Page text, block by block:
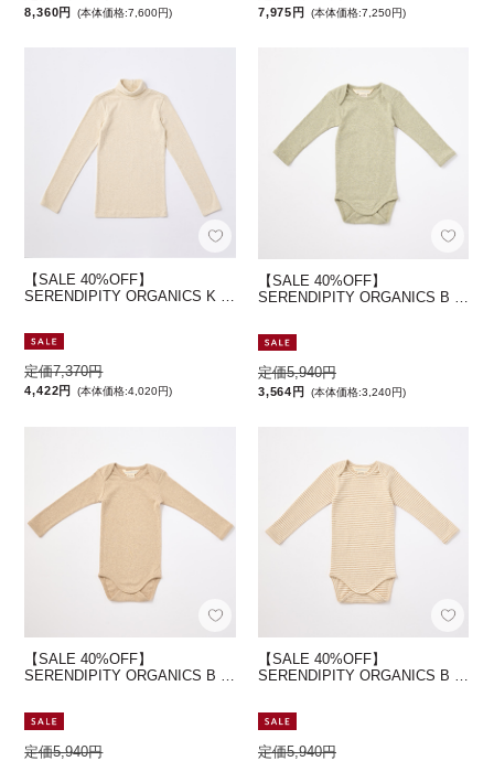
8,360円 (本体価格:7,600円) 7,975円 (本体価格:7,250円)
【SALE 40%OFF】
SERENDIPITY ORGANICS K …
定価7,370円
4,422円 (本体価格:4,020円)
【SALE 40%OFF】
SERENDIPITY ORGANICS B …
定価5,940円
3,564円 (本体価格:3,240円)
【SALE 40%OFF】
SERENDIPITY ORGANICS B …
定価5,940円
【SALE 40%OFF】
SERENDIPITY ORGANICS B …
定価5,940円